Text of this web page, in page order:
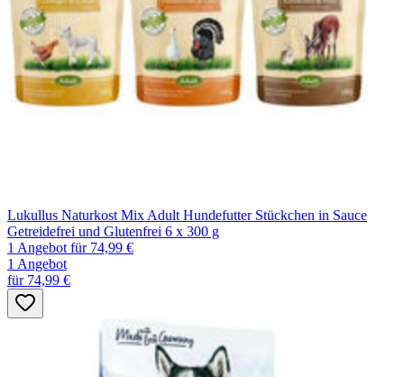
Lukullus Naturkost Mix Adult Hundefutter Stückchen in Sauce
Getreidefrei und Glutenfrei 6 x 300 g
1 Angebot für 74,99 €
1 Angebot
für 74,99 €